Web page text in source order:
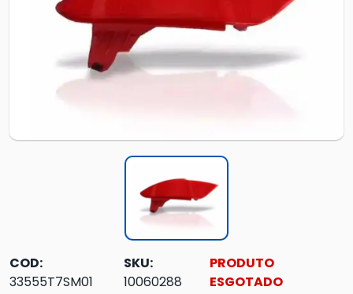
COD:
33555T7SM01
SKU:
10060288
PRODUTO
ESGOTADO